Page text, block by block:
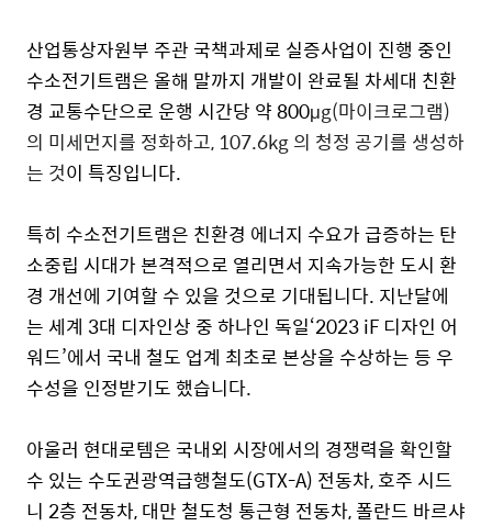
산업통상자원부 주관 국책과제로 실증사업이 진행 중인
수소전기트램은 올해 말까지 개발이 완료될 차세대 친환
경 교통수단으로 운행 시간당 약 800μg(마이크로그램)
의 미세먼지를 정화하고, 107.6kg 의 청정 공기를 생성하
는 것이 특징입니다.
특히 수소전기트램은 친환경 에너지 수요가 급증하는 탄
소중립 시대가 본격적으로 열리면서 지속가능한 도시 환
경 개선에 기여할 수 있을 것으로 기대됩니다. 지난달에
는 세계 3대 디자인상 중 하나인 독일‘2023 iF 디자인 어
워드’에서 국내 철도 업계 최초로 본상을 수상하는 등 우
수성을 인정받기도 했습니다.
아울러 현대로템은 국내외 시장에서의 경쟁력을 확인할
수 있는 수도권광역급행철도(GTX-A) 전동차, 호주 시드
니 2층 전동차, 대만 철도청 통근형 전동차, 폴란드 바르샤